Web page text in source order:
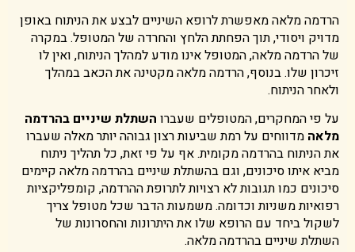
הרדמה מלאה מאפשרת לרופא השיניים לבצע את הניתוח באופן
מדויק ויסודי, תוך הפחתת הלחץ והחרדה של המטופל. במקרה
של הרדמה מלאה, המטופל אינו מודע למהלך הניתוח, ואין לו
זיכרון שלו. בנוסף, הרדמה מלאה מקטינה את הכאב במהלך
ולאחר הניתוח.
על פי המחקרים, המטופלים שעברו השתלת שיניים בהרדמה
מלאה מדווחים על רמת שביעות רצון גבוהה יותר מאלה שעברו
את הניתוח בהרדמה מקומית. אף על פי זאת, כל תהליך ניתוח
מביא איתו סיכונים, וגם בהשתלת שיניים בהרדמה מלאה קיימים
סיכונים כמו תגובות לא רצויות לתרופת ההרדמה, קומפליקציות
רפואיות משניות וכדומה. משמעות הדבר שכל מטופל צריך
לשקול ביחד עם הרופא שלו את היתרונות והחסרונות של
השתלת שיניים בהרדמה מלאה.